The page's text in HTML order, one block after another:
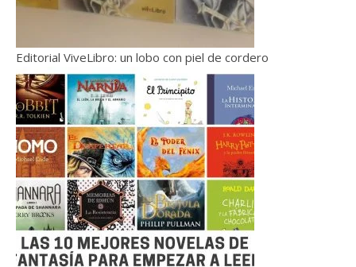
Editorial ViveLibro: un lobo con piel de cordero